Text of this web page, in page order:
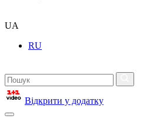
UA
RU
Відкрити у додатку